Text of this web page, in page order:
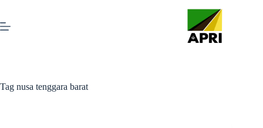
Tag nusa tenggara barat